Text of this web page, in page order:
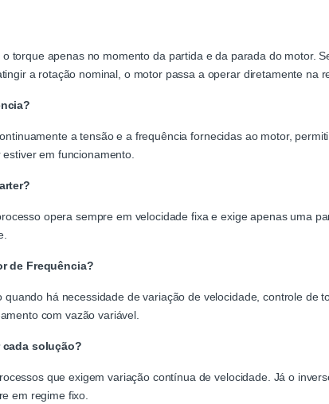
torque apenas no momento da partida e da parada do motor.
a rotação nominal, o motor passa a operar diretamente na
a tensão e a frequência fornecidas ao motor,
em funcionamento.
opera sempre em velocidade fixa e exige apenas uma
de Frequência?
há necessidade de variação de velocidade, controle de
com vazão variável.
cada solução?
que exigem variação contínua de velocidade. Já o
em regime fixo.